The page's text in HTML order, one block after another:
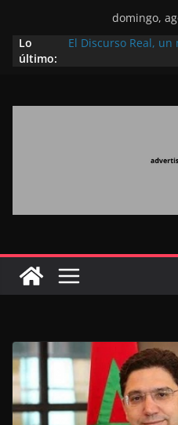
domingo,
Lo
último:
El Discurso Real,
Extranjero: al
Marruecos gracias
destinada a
en una economía
marroquí-